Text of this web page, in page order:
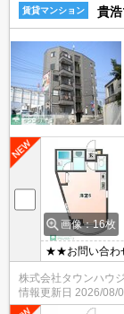
賃貸マンション 貴
画像：16枚
★★お問い合わ
株式会社タウンハウ
情報更新日 2026/08/